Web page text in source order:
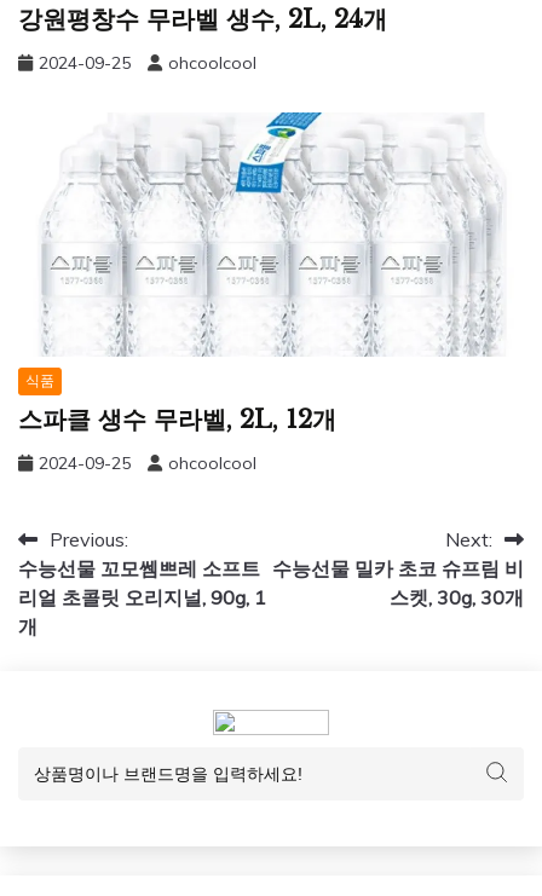
강원평창수 무라벨 생수, 2L, 24개
2024-09-25 ohcoolcool
식품
스파클 생수 무라벨, 2L, 12개
2024-09-25 ohcoolcool
글
탐
색
Previous:
수능선물 꼬모쎔쁘레 소프트
리얼 초콜릿 오리지널, 90g, 1
개
Next:
수능선물 밀카 초코 슈프림 비
스켓, 30g, 30개